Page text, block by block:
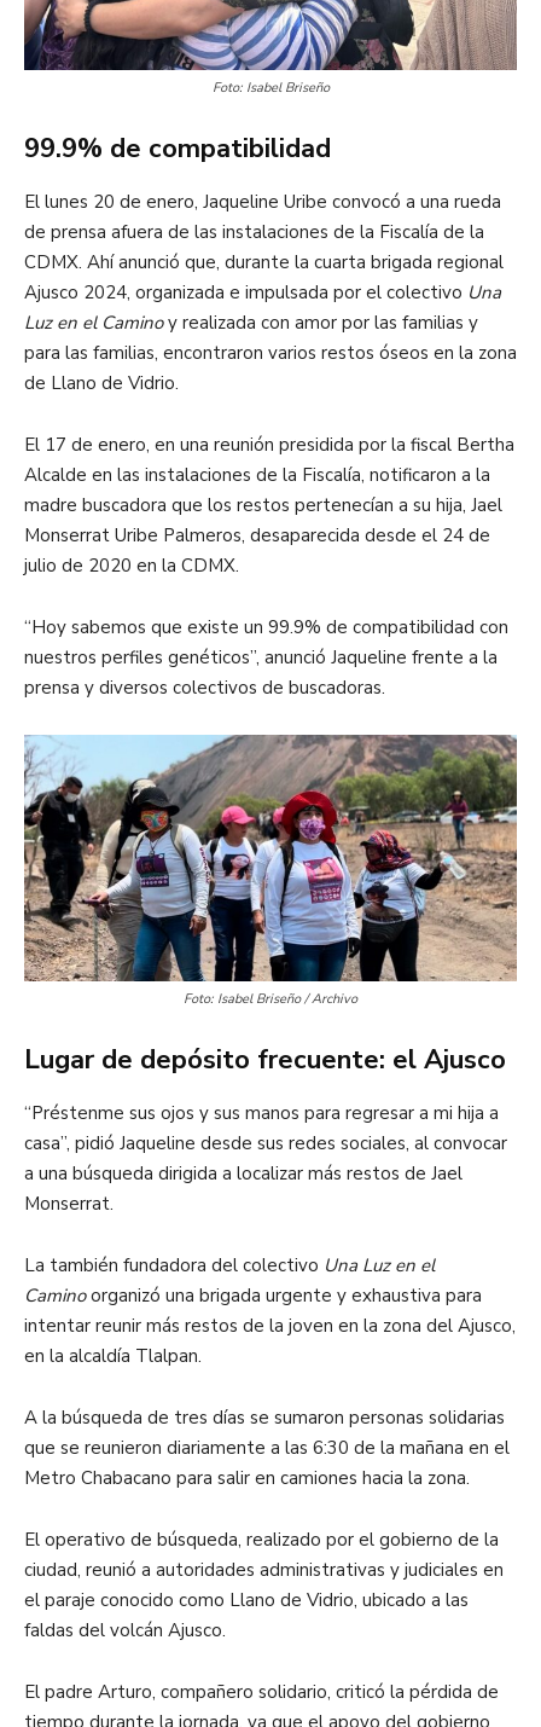
Foto: Isabel Briseño
99.9% de compatibilidad
El lunes 20 de enero, Jaqueline Uribe convocó a una rueda
de prensa afuera de las instalaciones de la Fiscalía de la
CDMX. Ahí anunció que, durante la cuarta brigada regional
Ajusco 2024, organizada e impulsada por el colectivo Una
Luz en el Caminoy realizada con amor por las familias y
para las familias, encontraron varios restos óseos en la zona
de Llano de Vidrio.
El 17 de enero, en una reunión presidida por la fiscal Bertha
Alcalde en las instalaciones de la Fiscalía, notificaron a la
madre buscadora que los restos pertenecían a su hija, Jael
Monserrat Uribe Palmeros, desaparecida desde el 24 de
julio de 2020 en la CDMX.
“Hoy sabemos que existe un 99.9% de compatibilidad con
nuestros perfiles genéticos”, anunció Jaqueline frente a la
prensa y diversos colectivos de buscadoras.
Foto: Isabel Briseño / Archivo
Lugar de depósito frecuente: el Ajusco
“Préstenme sus ojos y sus manos para regresar a mi hija a
casa”, pidió Jaqueline desde sus redes sociales, al convocar
a una búsqueda dirigida a localizar más restos de Jael
Monserrat.
La también fundadora del colectivo Una Luz en el
Caminoorganizó una brigada urgente y exhaustiva para
intentar reunir más restos de la joven en la zona del Ajusco,
en la alcaldía Tlalpan.
A la búsqueda de tres días se sumaron personas solidarias
que se reunieron diariamente a las 6:30 de la mañana en el
Metro Chabacano para salir en camiones hacia la zona.
El operativo de búsqueda, realizado por el gobierno de la
ciudad, reunió a autoridades administrativas y judiciales en
el paraje conocido como Llano de Vidrio, ubicado a las
faldas del volcán Ajusco.
El padre Arturo, compañero solidario, criticó la pérdida de